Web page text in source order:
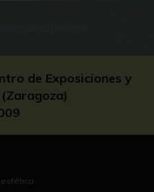
de Exposiciones y